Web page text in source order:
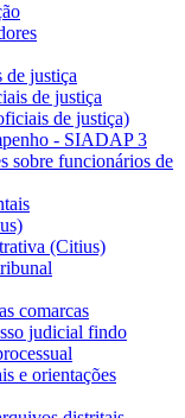
de justiça
de justiça
de justiça)
- SIADAP 3
sobre funcionários de
(Citius)
comarcas
judicial findo
e orientações